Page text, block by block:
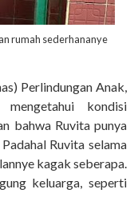
rumah sederhananye
Perlindungan Anak,
kondisi
bahwa Ruvita punya
Ruvita selama
kagak seberapa.
keluarga, seperti